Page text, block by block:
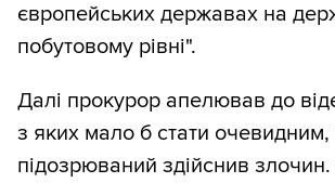
європейських державах на
побутовому рівні".
Далі прокурор апелював до
з яких мало б стати
підозрюваний здійснив